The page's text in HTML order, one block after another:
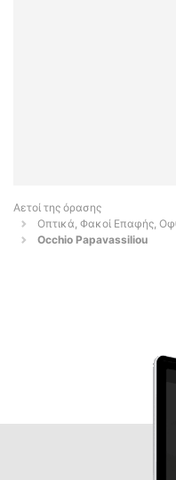
Αετοί της όρασης
Οπτικά, Φακοί Επαφής,
Occhio Papavassiliou